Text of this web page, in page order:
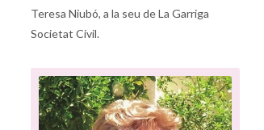
Teresa Niubó, a la seu de La Garriga
Societat Civil.